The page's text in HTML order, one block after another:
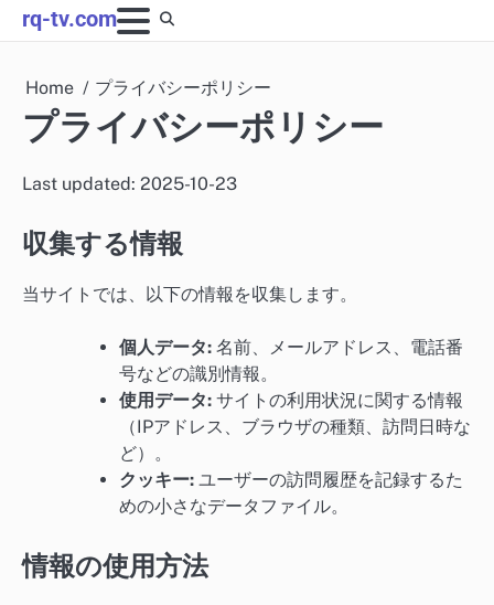
Skip
to
rq-tv.com
Home プライバシーポリシー
プライバシーポリシー
Last updated: 2025-10-23
収集する情報
当サイトでは、以下の情報を収集します。
個人データ: 名前、メールアドレス、電話番
号などの識別情報。
使用データ: サイトの利用状況に関する情報
（IPアドレス、ブラウザの種類、訪問日時な
ど）。
クッキー: ユーザーの訪問履歴を記録するた
めの小さなデータファイル。
情報の使用方法